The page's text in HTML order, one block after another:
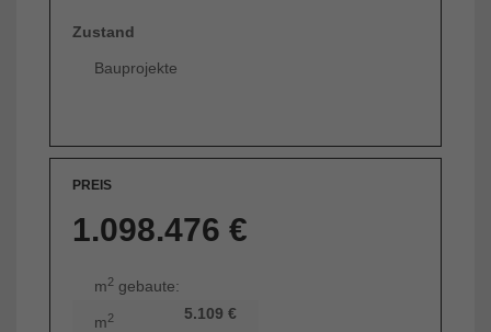
Zustand
Bauprojekte
PREIS
1.098.476 €
m2 gebaute:
5.109 €
m2